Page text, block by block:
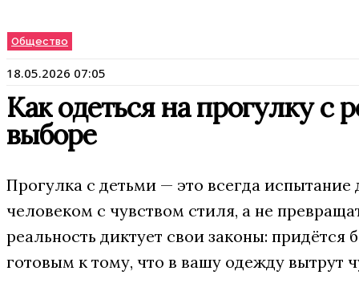
Общество
18.05.2026 07:05
Как одеться на прогулку с
выборе
Прогулка с детьми — это всегда
человеком с чувством стиля, а не
реальность диктует свои законы: придётся
готовым к тому, что в вашу одежду вытрут